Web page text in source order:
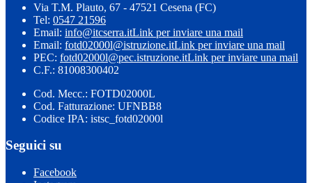
Via T.M. Plauto, 67 - 47521 Cesena (FC)
Tel: 0547 21596
Email: info@itcserra.itLink per inviare una mail
Email: fotd02000l@istruzione.itLink per inviare una mail
PEC: fotd02000l@pec.istruzione.itLink per inviare una mail
C.F.: 81008300402
Cod. Mecc.: FOTD02000L
Cod. Fatturazione: UFNBB8
Codice IPA: istsc_fotd02000l
Seguici su
Facebook